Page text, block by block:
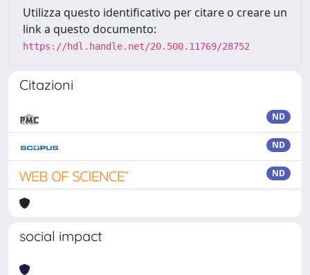
Utilizza questo identificativo per citare o creare un
link a questo documento:
https://hdl.handle.net/20.500.11769/28752
Citazioni
ND
ND
ND
social impact